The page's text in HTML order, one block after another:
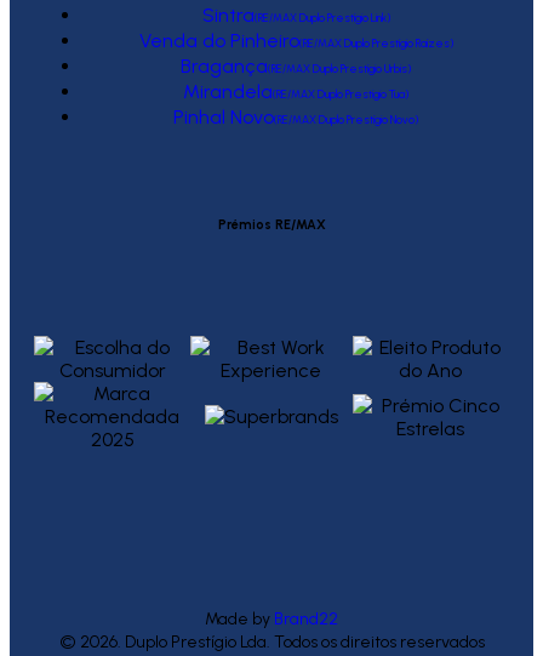
Sintra(RE/MAX Duplo Prestígio Link)
Venda do Pinheiro(RE/MAX Duplo Prestígio Raízes)
Bragança(RE/MAX Duplo Prestígio Urbis)
Mirandela(RE/MAX Duplo Prestígio Tua)
Pinhal Novo(RE/MAX Duplo Prestígio Novo)
Prémios RE/MAX
Made by Brand22
© 2026. Duplo Prestígio Lda. Todos os direitos reservados